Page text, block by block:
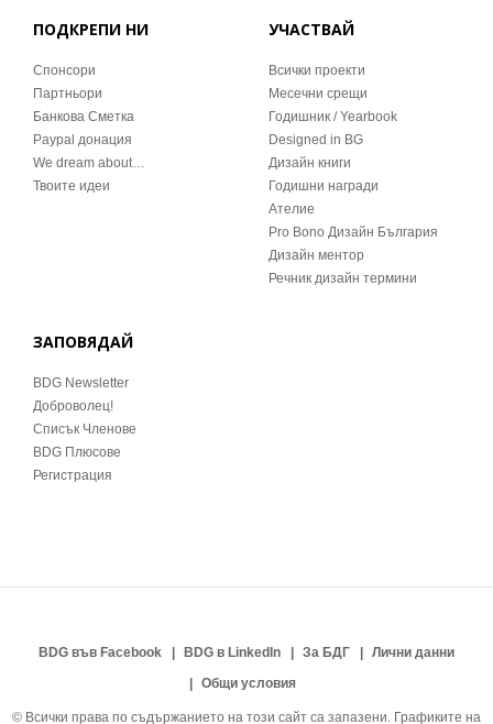
ПОДКРЕПИ НИ
Спонсори
Партньори
Банкова Сметка
Paypal донация
We dream about…
Твоите идеи
УЧАСТВАЙ
Всички проекти
Месечни срещи
Годишник / Yearbook
Designed in BG
Дизайн книги
Годишни награди
Ателие
Pro Bono Дизайн България
Дизайн ментор
Речник дизайн термини
ЗАПОВЯДАЙ
BDG Newsletter
Доброволец!
Списък Членове
BDG Плюсове
Регистрация
BDG във Facebook BDG в LinkedIn За БДГ
Лични данни
Общи условия
© Всички права по съдържанието на този сайт са запазени. Графиките на